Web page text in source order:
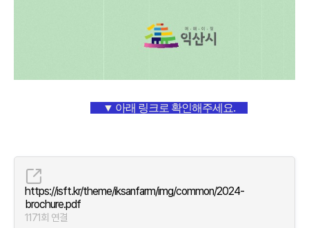
▼ 아래 링크로 확인해주세요.
https://isft.kr/theme/iksanfarm/img/common/2024-
brochure.pdf
1171회 연결